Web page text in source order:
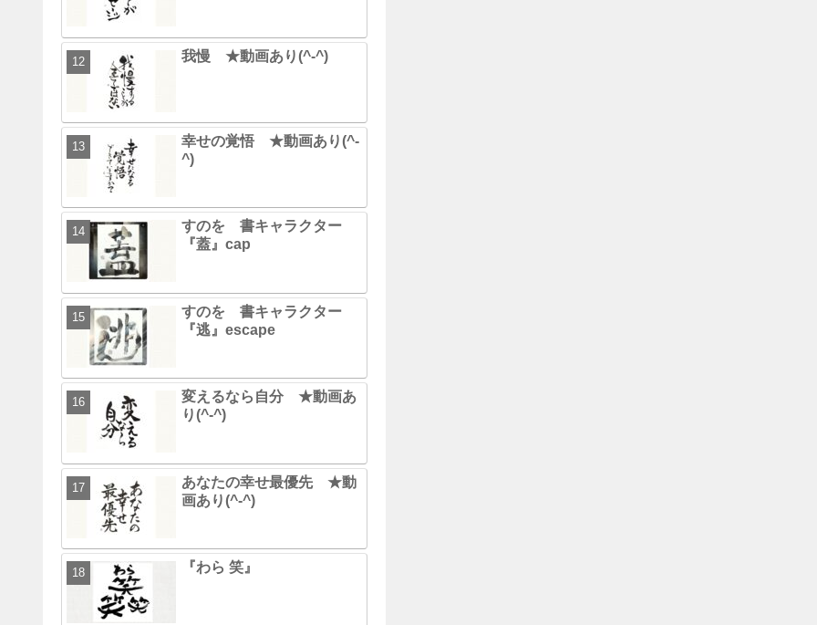
我慢 ★動画あり(^-^)
幸せの覚悟 ★動画あり(^-
^)
すのを 書キャラクター
『蓋』cap
すのを 書キャラクター
『逃』escape
変えるなら自分 ★動画あ
り(^-^)
あなたの幸せ最優先 ★動
画あり(^-^)
『わら 笑』